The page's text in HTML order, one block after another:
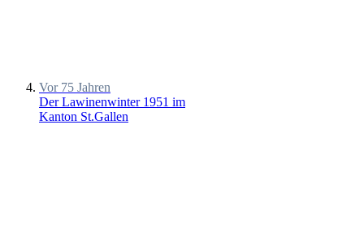
Vor 75 Jahren
Der Lawinenwinter 1951 im
Kanton St.Gallen